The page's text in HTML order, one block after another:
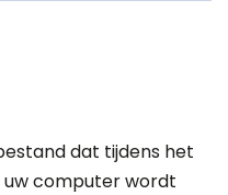
dat tijdens het
uw computer wordt